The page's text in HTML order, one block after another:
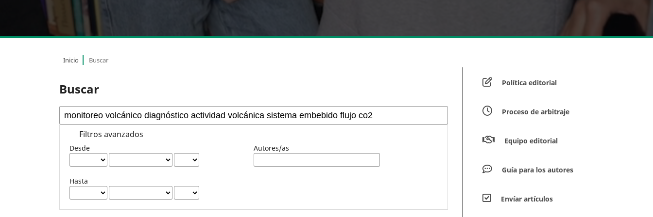
Inicio Buscar
Buscar
Filtros avanzados
Desde
Hasta
Autores/as
Política editorial
Proceso de arbitraje
Equipo editorial
Guía para los autores
Envíar artículos